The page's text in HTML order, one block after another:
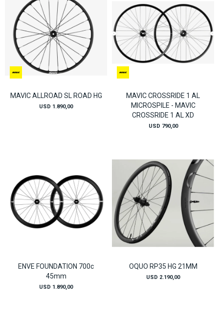
MAVIC ALLROAD SL ROAD HG
USD 1.890,00
MAVIC CROSSRIDE 1 AL
MICROSPILE - MAVIC
CROSSRIDE 1 AL XD
USD 790,00
ENVE FOUNDATION 700c
45mm
USD 1.890,00
OQUO RP35 HG 21MM
USD 2.190,00